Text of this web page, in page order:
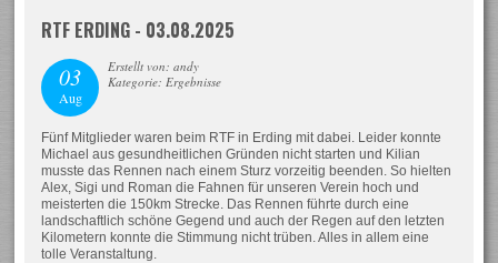
RTF ERDING - 03.08.2025
03
Aug
Erstellt von: andy
Kategorie: Ergebnisse
Fünf Mitglieder waren beim RTF in Erding mit dabei. Leider konnte
Michael aus gesundheitlichen Gründen nicht starten und Kilian
musste das Rennen nach einem Sturz vorzeitig beenden. So hielten
Alex, Sigi und Roman die Fahnen für unseren Verein hoch und
meisterten die 150km Strecke. Das Rennen führte durch eine
landschaftlich schöne Gegend und auch der Regen auf den letzten
Kilometern konnte die Stimmung nicht trüben. Alles in allem eine
tolle Veranstaltung.